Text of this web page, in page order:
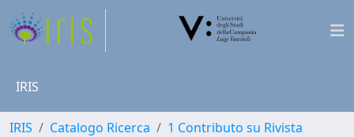
IRIS
IRIS Catalogo Ricerca
1 Contributo su Rivista